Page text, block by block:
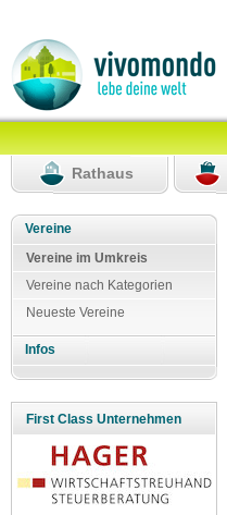
Rathaus
Vereine
Vereine im Umkreis
Vereine nach Kategorien
Neueste Vereine
Infos
First Class Unternehmen